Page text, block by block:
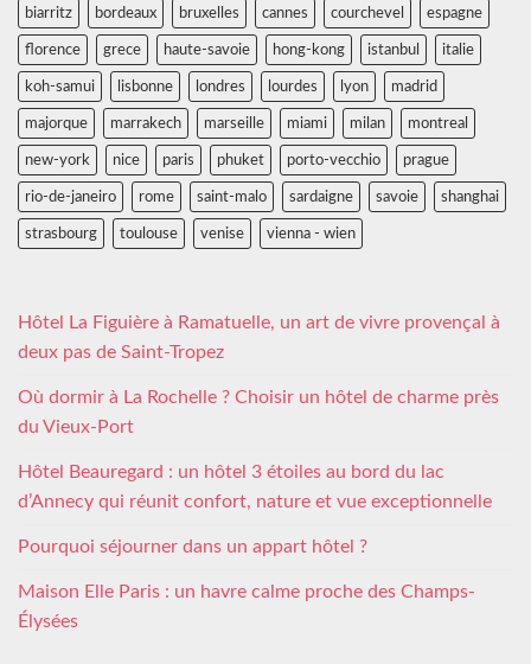
biarritz bordeaux bruxelles cannes courchevel espagne
florence grece haute-savoie hong-kong istanbul italie
koh-samui lisbonne londres lourdes lyon madrid
majorque marrakech marseille miami milan montreal
new-york nice paris phuket porto-vecchio prague
rio-de-janeiro rome saint-malo sardaigne savoie shanghai
strasbourg toulouse venise vienna - wien
Hôtel La Figuière à Ramatuelle, un art de vivre provençal à
deux pas de Saint-Tropez
Où dormir à La Rochelle ? Choisir un hôtel de charme près
du Vieux-Port
Hôtel Beauregard : un hôtel 3 étoiles au bord du lac
d’Annecy qui réunit confort, nature et vue exceptionnelle
Pourquoi séjourner dans un appart hôtel ?
Maison Elle Paris : un havre calme proche des Champs-
Élysées